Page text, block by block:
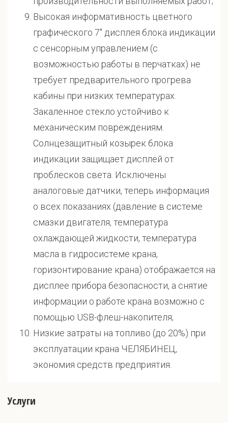
Высокая информативность цветного
графического 7" дисплея блока индикации
с сенсорным управлением (с
возможностью работы в перчатках) не
требует предварительного прогрева
кабины при низких температурах.
Закаленное стекло устойчиво к
механическим повреждениям.
Солнцезащитный козырек блока
индикации защищает дисплей от
проблесков света. Исключены
аналоговые датчики, теперь информация
о всех показаниях (давление в системе
смазки двигателя, температура
охлаждающей жидкости, температура
масла в гидросистеме крана,
горизонтирование крана) отображается на
дисплее прибора безопасности, а снятие
информации о работе крана возможно с
помощью USB-флеш-накопителя;
Низкие затраты на топливо (до 20%) при
эксплуатации крана ЧЕЛЯБИНЕЦ,
экономия средств предприятия.
Услуги